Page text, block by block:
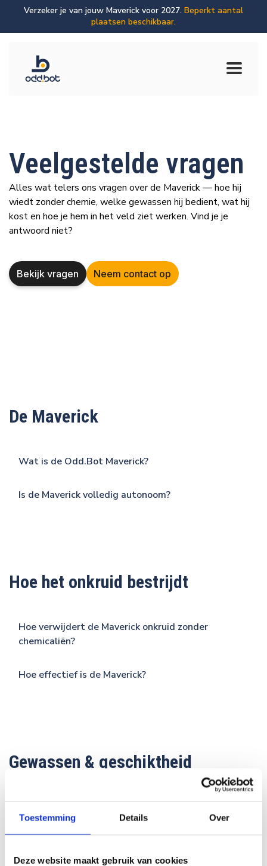
Toestemming Details Over
Deze website maakt gebruik van cookies
Verzeker je van jouw Maverick voor 2027. Beperkt aantal
plaatsen beschikbaar.
Veelgestelde vragen
Alles wat telers ons vragen over de Maverick — hoe hij
wiedt zonder chemie, welke gewassen hij bedient, wat hij
kost en hoe je hem in het veld ziet werken. Vind je je
antwoord niet?
Bekijk vragen Neem contact op
De Maverick
Wat is de Odd.Bot Maverick?
Is de Maverick volledig autonoom?
Hoe het onkruid bestrijdt
Hoe verwijdert de Maverick onkruid zonder
chemicaliën?
Hoe effectief is de Maverick?
Gewassen & geschiktheid
biodynamische landbouw?